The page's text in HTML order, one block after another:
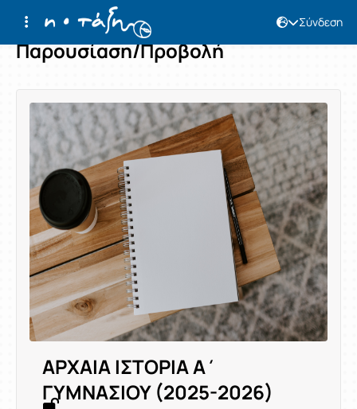
Σύνδεση
Παρουσίαση/Προβολή
ΑΡΧΑΙΑ ΙΣΤΟΡΙΑ Α΄
ΓΥΜΝΑΣΙΟΥ (2025-2026)